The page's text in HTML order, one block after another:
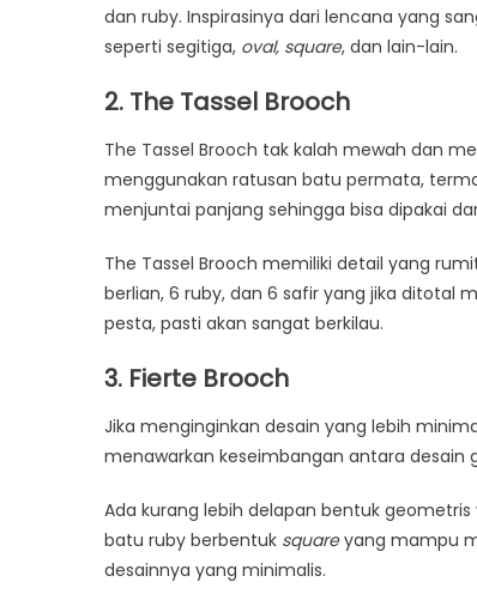
dan ruby. Inspirasinya dari lencana yang
seperti segitiga, oval, square, dan lain-lain.
2. The Tassel Brooch
The Tassel Brooch tak kalah mewah dan
menggunakan ratusan batu permata,
menjuntai panjang sehingga bisa dipakai
The Tassel Brooch memiliki detail yang
berlian, 6 ruby, dan 6 safir yang jika ditotal
pesta, pasti akan sangat berkilau.
3. Fierte Brooch
Jika menginginkan desain yang lebih
menawarkan keseimbangan antara
Ada kurang lebih delapan bentuk
batu ruby berbentuk squareyang mampu
desainnya yang minimalis.